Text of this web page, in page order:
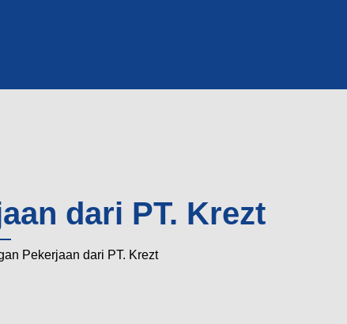
dari PT. Krezt
Pekerjaan dari PT. Krezt